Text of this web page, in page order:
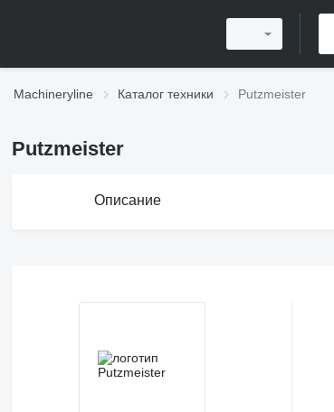
Machineryline Каталог техники Putzmeister
Putzmeister
Описание